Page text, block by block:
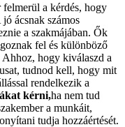
felmerül a kérdés, hogy
jó ácsnak számos
a szakmájában. Ők
fel és különböző
Ahhoz, hogy kiválaszd a
tudnod kell, hogy mit
rendelkezik a
kérni,ha nem tud
a munkáit,
tudja hozzáértését.